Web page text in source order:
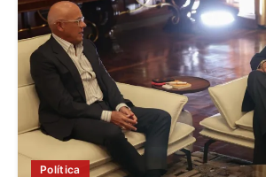
Política